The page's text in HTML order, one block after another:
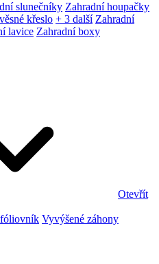
slunečníky Zahradní houpačky
křeslo + 3 další Zahradní
lavice Zahradní boxy
Otevřít
Vyvýšené záhony